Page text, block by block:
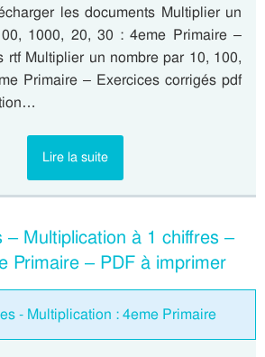
les documents Multiplier un
1000, 20, 30 : 4eme Primaire –
rtf Multiplier un nombre par 10, 100,
Primaire – Exercices corrigés pdf
Lire la suite
– Multiplication à 1 chiffres –
Primaire – PDF à imprimer
- Multiplication : 4eme Primaire